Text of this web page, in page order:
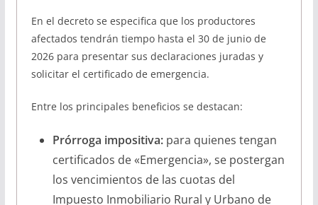
En el decreto se especifica que los productores
afectados tendrán tiempo hasta el 30 de junio de
2026 para presentar sus declaraciones juradas y
solicitar el certificado de emergencia.
Entre los principales beneficios se destacan:
Prórroga impositiva:para quienes tengan
certificados de «Emergencia», se postergan
los vencimientos de las cuotas del
Impuesto Inmobiliario Rural y Urbano de